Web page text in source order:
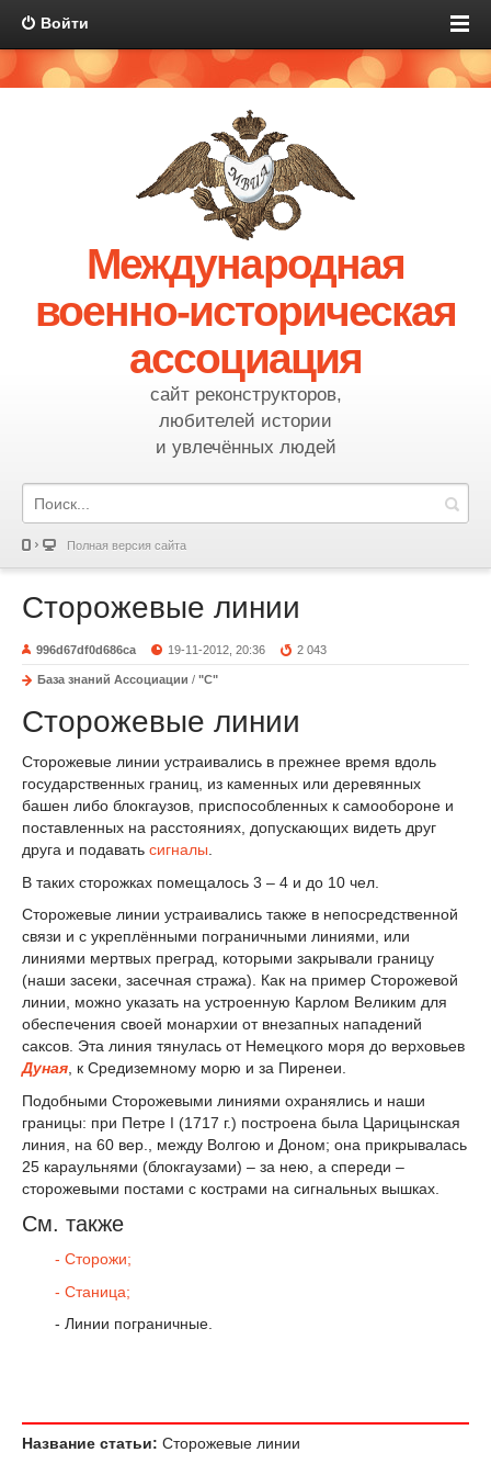
Войти
Международная
военно-историческая
ассоциация
сайт реконструкторов,
любителей истории
и увлечённых людей
Полная версия сайта
Сторожевые линии
996d67df0d686ca 19-11-2012, 20:36 2 043
База знаний Ассоциации / "С"
Сторожевые линии
Сторожевые линии устраивались в прежнее время вдоль
государственных границ, из каменных или деревянных
башен либо блокгаузов, приспособленных к самообороне и
поставленных на расстояниях, допускающих видеть друг
друга и подавать сигналы
В таких сторожках помещалось 3 – 4 и до 10 чел.
Сторожевые линии устраивались также в непосредственной
связи и с укреплёнными пограничными линиями, или
линиями мертвых преград, которыми закрывали границу
(наши засеки, засечная стража). Как на пример Сторожевой
линии, можно указать на устроенную Карлом Великим для
обеспечения своей монархии от внезапных нападений
саксов. Эта линия тянулась от Немецкого моря до верховьев
Дуная, к Средиземному морю и за Пиренеи.
Подобными Сторожевыми линиями охранялись и наши
границы: при Петре I (1717 г.) построена была Царицынская
линия, на 60 вер., между Волгою и Доном; она прикрывалась
25 караульнями (блокгаузами) – за нею, а спереди –
сторожевыми постами с кострами на сигнальных вышках.
См. также
- Сторожи;
- Станица;
- Линии пограничные.
Название статьи: Сторожевые линии